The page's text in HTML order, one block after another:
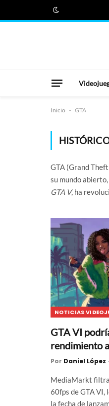
Inicio - GTA
GTA (Grand
su mundo
GTA V, ha
NOTICIAS
GTA VI
rendimiento
Por Daniel López
MediaMarkt filtra
60fps de GTA VI,
la fecha de